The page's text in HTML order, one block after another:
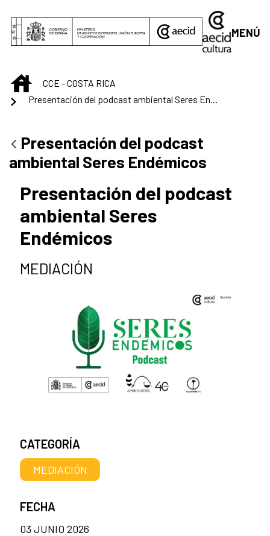
MENÚ
INICIO
CCE - COSTA RICA
Presentación del podcast
ambiental Seres Endémicos
Presentación del podcast
ambiental Seres
Endémicos
MEDIACIÓN
CATEGORÍA
MEDIACIÓN
FECHA
03 JUNIO 2026